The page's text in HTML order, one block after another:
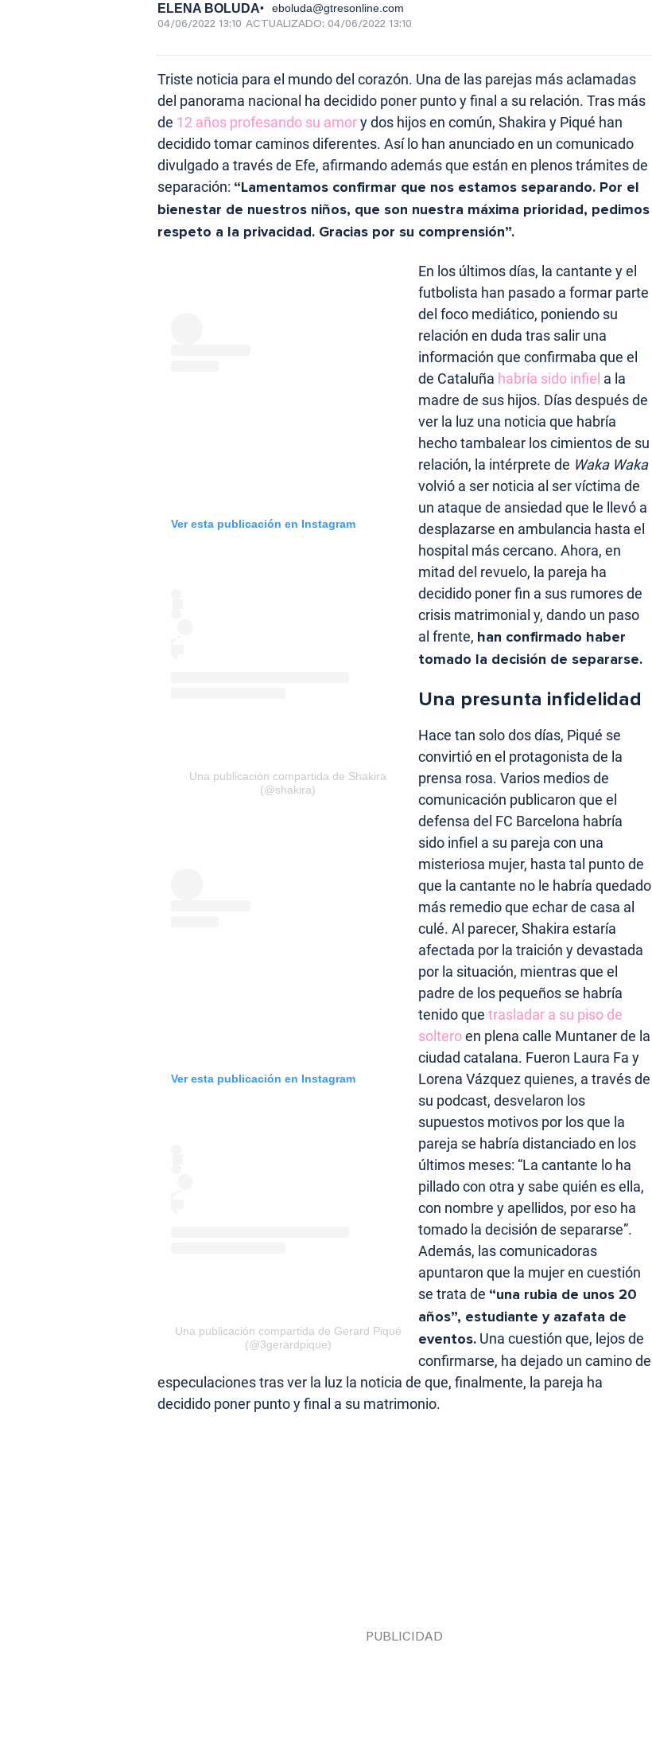
ELENA BOLUDA eboluda@gtresonline.com
04/06/2022 13:10 ACTUALIZADO: 04/06/2022 13:10
Triste noticia para el mundo del corazón. Una de las parejas más aclamadas
del panorama nacional ha decidido poner punto y final a su relación. Tras más
de 12 años profesando su amory dos hijos en común, Shakira y Piqué han
decidido tomar caminos diferentes. Así lo han anunciado en un comunicado
divulgado a través de Efe, afirmando además que están en plenos trámites de
separación: “Lamentamos confirmar que nos estamos separando. Por el
bienestar de nuestros niños, que son nuestra máxima prioridad, pedimos
respeto a la privacidad. Gracias por su comprensión”.
Ver esta publicación en Instagram
Una publicación compartida de Shakira
(@shakira)
En los últimos días, la cantante y el
futbolista han pasado a formar parte
del foco mediático, poniendo su
relación en duda tras salir una
información que confirmaba que el
de Cataluña habría sido infiel a la
madre de sus hijos. Días después de
ver la luz una noticia que habría
hecho tambalear los cimientos de su
relación, la intérprete de Waka Waka
volvió a ser noticia al ser víctima de
un ataque de ansiedad que le llevó a
desplazarse en ambulancia hasta el
hospital más cercano. Ahora, en
mitad del revuelo, la pareja ha
decidido poner fin a sus rumores de
crisis matrimonial y, dando un paso
al frente, han confirmado haber
tomado la decisión de separarse.
Ver esta publicación en Instagram
Una publicación compartida de Gerard Piqué
(@3gerardpique)
Una presunta infidelidad
Hace tan solo dos días, Piqué se
convirtió en el protagonista de la
prensa rosa. Varios medios de
comunicación publicaron que el
defensa del FC Barcelona habría
sido infiel a su pareja con una
misteriosa mujer, hasta tal punto de
que la cantante no le habría quedado
más remedio que echar de casa al
culé. Al parecer, Shakira estaría
afectada por la traición y devastada
por la situación, mientras que el
padre de los pequeños se habría
tenido que trasladar a su piso de
solteroen plena calle Muntaner de la
ciudad catalana. Fueron Laura Fa y
Lorena Vázquez quienes, a través de
su podcast, desvelaron los
supuestos motivos por los que la
pareja se habría distanciado en los
últimos meses: “La cantante lo ha
pillado con otra y sabe quién es ella,
con nombre y apellidos, por eso ha
tomado la decisión de separarse”.
Además, las comunicadoras
apuntaron que la mujer en cuestión
se trata de “una rubia de unos 20
años”, estudiante y azafata de
eventos. Una cuestión que, lejos de
confirmarse, ha dejado un camino de
especulaciones tras ver la luz la noticia de que, finalmente, la pareja ha
decidido poner punto y final a su matrimonio.